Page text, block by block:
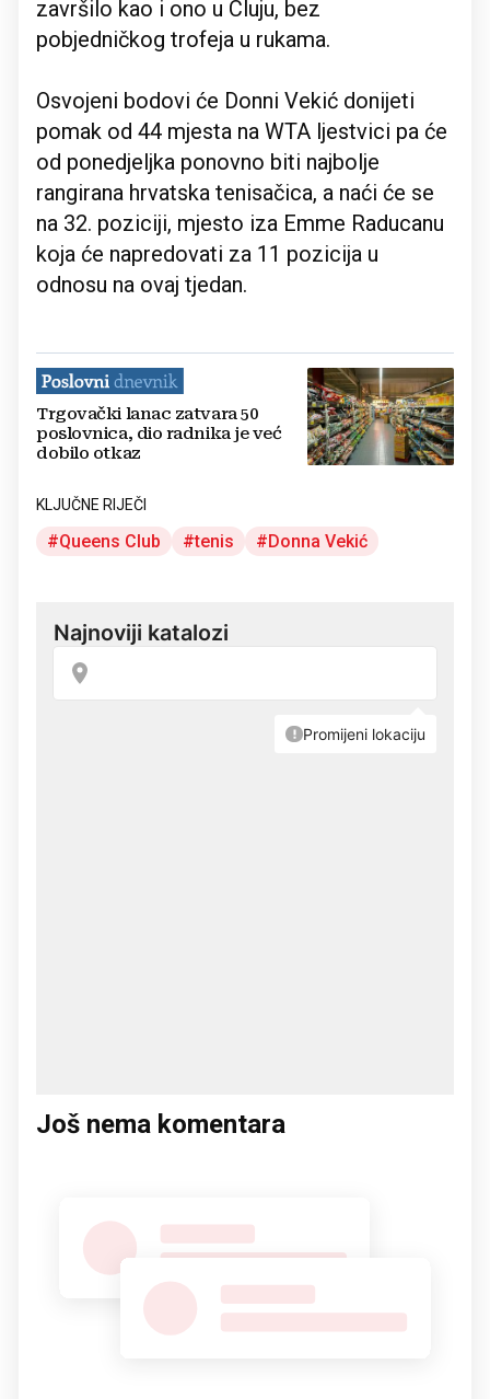
završilo kao i ono u Cluju, bez
pobjedničkog trofeja u rukama.
Osvojeni bodovi će Donni Vekić donijeti
pomak od 44 mjesta na WTA ljestvici pa će
od ponedjeljka ponovno biti najbolje
rangirana hrvatska tenisačica, a naći će se
na 32. poziciji, mjesto iza Emme Raducanu
koja će napredovati za 11 pozicija u
odnosu na ovaj tjedan.
Trgovački lanac zatvara 50
poslovnica, dio radnika je već
dobilo otkaz
KLJUČNE RIJEČI
Queens Club tenis Donna Vekić
Još nema komentara